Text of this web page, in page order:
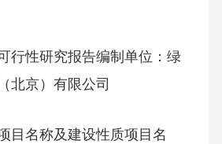
行性研究报告编制单位：绿
北京）有限公司
目名称及建设性质项目名